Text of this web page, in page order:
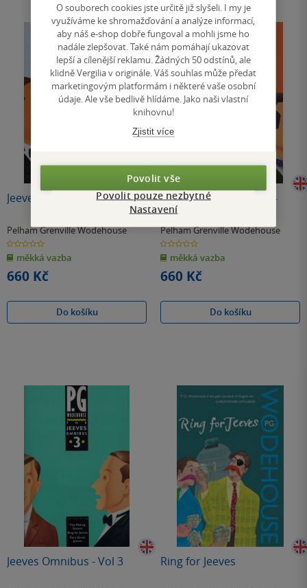
Jeeves Omnibus - Vol 1
Pelham Grenville Wodehouse
0.0
z
5
hvězdiček
měkká vazba
660 Kč
Do košíku
Jeeves Omnibus - Vol 4
Pelham Grenville Wodehouse
0.0
z
5
hvězdiček
měkká vazba
660 Kč
Do košíku
Jeeves Omnibus - Vol 3 Ring for Jeeves
O souborech cookies jste určitě již slyšeli. I my je
využíváme ke shromažďování a analýze informací,
aby náš e-shop dobře fungoval a mohli jsme ho
nadále zlepšovat. Také nám pomáhají ukazovat
lepší a cílenější reklamu. Žádných 50 odstínů, ale
klidně Vergilia v originále. Váš souhlas může předat
marketingovým platformám i některé vaše osobní
údaje. Ale vše bedlivě hlídáme. Jako naši vlastní
knihovnu!
Zjistit více
Povolit vše
Povolit pouze nezbytné
Nastavení